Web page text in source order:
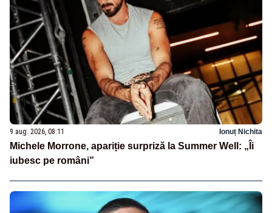
9 aug. 2026, 08:11 Ionuț Nichita
Michele Morrone, apariție surpriză la Summer Well: „Îi
iubesc pe români”